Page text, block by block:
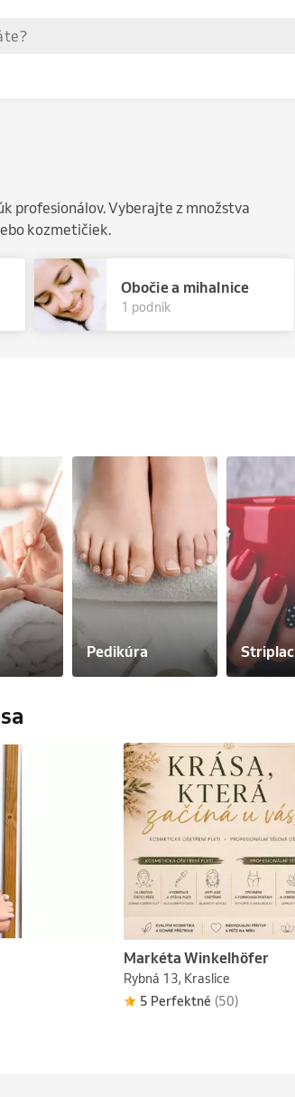
profesionálov. Vyberajte z množstva
kozmetičiek.
Obočie a mihalnice
1 podnik
Pedikúra Striplac
Markéta Winkelhöfer
Rybná 13, Kraslice
5 Perfektné (50)